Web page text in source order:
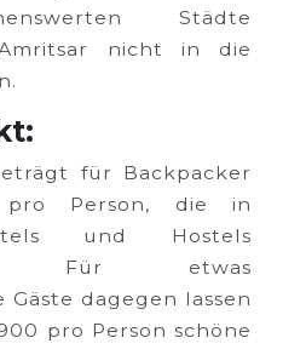
Städte
nicht in die
für Backpacker
Person, die in
und Hostels
Für etwas
Gäste dagegen lassen
pro Person schöne